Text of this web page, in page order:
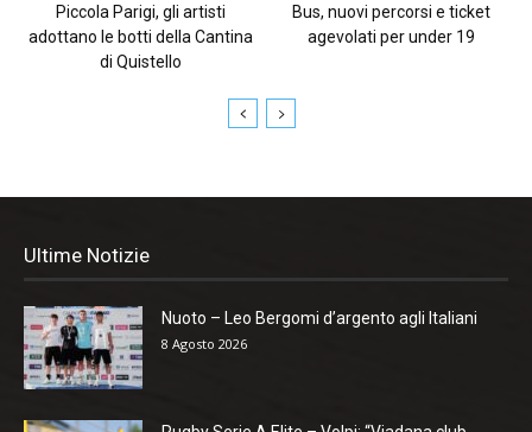
Piccola Parigi, gli artisti
adottano le botti della Cantina
di Quistello
Bus, nuovi percorsi e ticket
agevolati per under 19
Ultime Notizie
Nuoto – Leo Bergomi d’argento agli Italiani
8 Agosto 2026